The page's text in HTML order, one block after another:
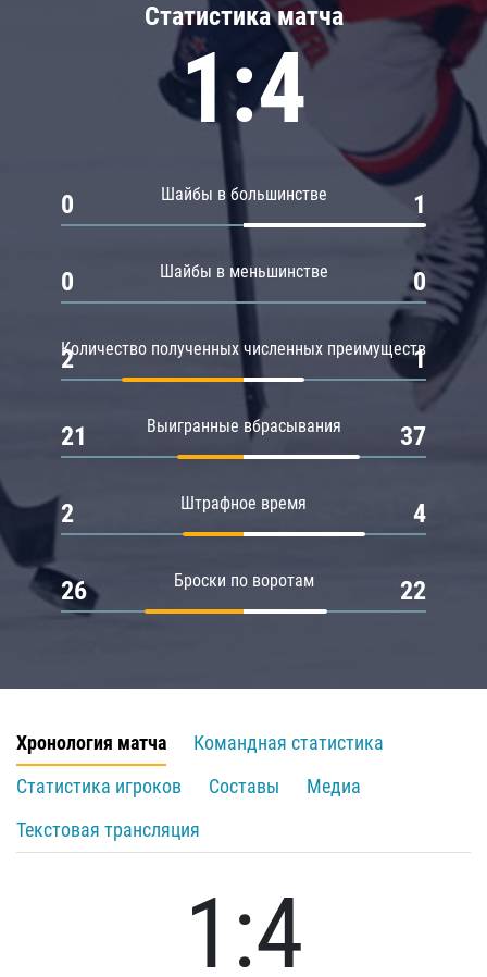
Статистика матча
1:4
Шайбы в большинстве
0 1
Шайбы в меньшинстве
0 0
Количество полученных численных преимуществ
2 1
Выигранные вбрасывания
21 37
Штрафное время
2 4
Броски по воротам
26 22
Хронология матча
Командная статистика
Статистика игроков
Составы
Медиа
Текстовая трансляция
1:4